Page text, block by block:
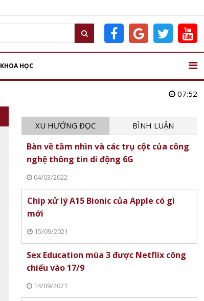
KHOA HỌC
07:52
XU HƯỚNG ĐỌC BÌNH LUẬN
Bàn về tầm nhìn và các trụ cột của công
nghệ thông tin di động 6G
04/03/2022
Chip xử lý A15 Bionic của Apple có gì
mới
15/09/2021
Sex Education mùa 3 được Netflix công
chiếu vào 17/9
14/09/2021